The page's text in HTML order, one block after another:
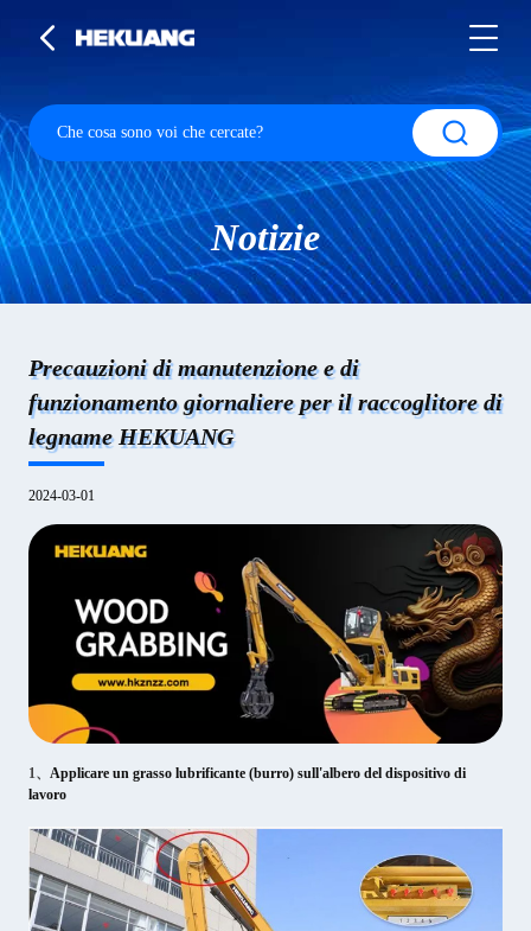
Notizie
Precauzioni di manutenzione e di
funzionamento giornaliere per il raccoglitore di
legname HEKUANG
2024-03-01
1、 Applicare un grasso lubrificante (burro) sull'albero del dispositivo di
lavoro